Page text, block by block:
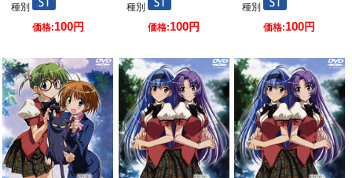
種別
価格:100円
種別
価格:100 円
種別
価格:100 円